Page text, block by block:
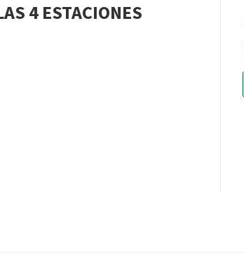
4 ESTACIONES